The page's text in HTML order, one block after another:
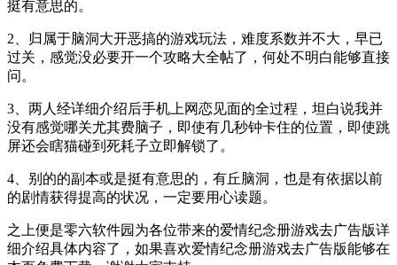
挺有意思的。
2、归属于脑洞大开恶搞的游戏玩法，难度系数并不大，早已
过关，感觉没必要开一个攻略大全帖了，何处不明白能够直接
问。
3、两人经详细介绍后手机上网恋见面的全过程，坦白说我并
没有感觉哪关尤其费脑子，即使有几秒钟卡住的位置，即使跳
屏还会瞎猫碰到死耗子立即解锁了。
4、别的的副本或是挺有意思的，有丘脑洞，也是有依据以前
的剧情获得提高的状况，一定要用心读题。
之上便是零六软件园为各位带来的爱情纪念册游戏去广告版详
细介绍具体内容了，如果喜欢爱情纪念册游戏去广告版能够在